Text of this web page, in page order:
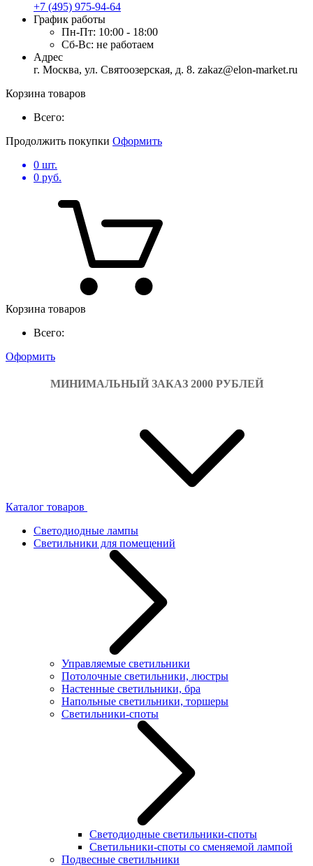
+7 (495) 975-94-64
График работы
Пн-Пт: 10:00 - 18:00
Сб-Вс: не работаем
Адрес
г. Москва, ул. Святоозерская, д. 8. zakaz@elon-market.ru
Корзина товаров
Всего:
Продолжить покупки Оформить
0 шт.
0 руб.
Корзина товаров
Всего:
Оформить
МИНИМАЛЬНЫЙ ЗАКАЗ 2000 РУБЛЕЙ
Каталог товаров
Светодиодные лампы
Светильники для помещений
Управляемые светильники
Потолочные светильники, люстры
Настенные светильники, бра
Напольные светильники, торшеры
Светильники-споты
Светодиодные светильники-споты
Светильники-споты со сменяемой лампой
Подвесные светильники